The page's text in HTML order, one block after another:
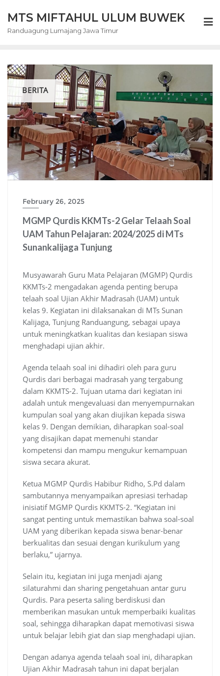
content
MTS MIFTAHUL ULUM BUWEK
Randuagung Lumajang Jawa Timur
BERITA
February 26, 2025
MGMP Qurdis KKMTs-2 Gelar Telaah Soal
UAM Tahun Pelajaran: 2024/2025 di MTs
Sunankalijaga Tunjung
Musyawarah Guru Mata Pelajaran (MGMP) Qurdis
KKMTs-2 mengadakan agenda penting berupa
telaah soal Ujian Akhir Madrasah (UAM) untuk
kelas 9. Kegiatan ini dilaksanakan di MTs Sunan
Kalijaga, Tunjung Randuangung, sebagai upaya
untuk meningkatkan kualitas dan kesiapan siswa
menghadapi ujian akhir.
Agenda telaah soal ini dihadiri oleh para guru
Qurdis dari berbagai madrasah yang tergabung
dalam KKMTS-2. Tujuan utama dari kegiatan ini
adalah untuk mengevaluasi dan menyempurnakan
kumpulan soal yang akan diujikan kepada siswa
kelas 9. Dengan demikian, diharapkan soal-soal
yang disajikan dapat memenuhi standar
kompetensi dan mampu mengukur kemampuan
siswa secara akurat.
Ketua MGMP Qurdis Habibur Ridho, S.Pd dalam
sambutannya menyampaikan apresiasi terhadap
inisiatif MGMP Qurdis KKMTS-2. “Kegiatan ini
sangat penting untuk memastikan bahwa soal-soal
UAM yang diberikan kepada siswa benar-benar
berkualitas dan sesuai dengan kurikulum yang
berlaku,” ujarnya.
Selain itu, kegiatan ini juga menjadi ajang
silaturahmi dan sharing pengetahuan antar guru
Qurdis. Para peserta saling berdiskusi dan
memberikan masukan untuk memperbaiki kualitas
soal, sehingga diharapkan dapat memotivasi siswa
untuk belajar lebih giat dan siap menghadapi ujian.
Dengan adanya agenda telaah soal ini, diharapkan
Ujian Akhir Madrasah tahun ini dapat berjalan